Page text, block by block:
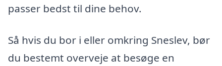
passer bedst til dine behov.
Så hvis du bor i eller omkring Sneslev, bør
du bestemt overveje at besøge en